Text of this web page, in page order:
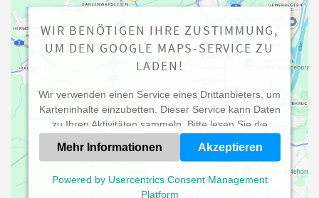
WIR BENÖTIGEN IHRE ZUSTIMMUNG,
UM DEN GOOGLE MAPS-SERVICE ZU
LADEN!
Wir verwenden einen Service eines Drittanbieters, um
Karteninhalte einzubetten. Dieser Service kann Daten
zu Ihren Aktivitäten sammeln. Bitte lesen Sie die
Details durch und stimmen Sie der Nutzung des
Service zu, um diese Karte anzuzeigen.
Mehr Informationen Akzeptieren
Powered by Usercentrics Consent Management
Platform